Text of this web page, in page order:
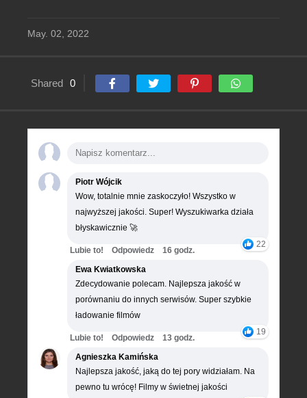
May. 02, 2022
Shared 0
Piotr Wójcik
Wow, totalnie mnie zaskoczyło! Wszystko w
najwyższej jakości. Super! Wyszukiwarka działa
błyskawicznie 🚀
22
Lubie to! Odpowiedz
16 godz.
Ewa Kwiatkowska
Zdecydowanie polecam. Najlepsza jakość w
porównaniu do innych serwisów. Super szybkie
ładowanie filmów
19
Lubie to! Odpowiedz
13 godz.
Agnieszka Kamińska
Najlepsza jakość, jaką do tej pory widziałam. Na
pewno tu wrócę! Filmy w świetnej jakości